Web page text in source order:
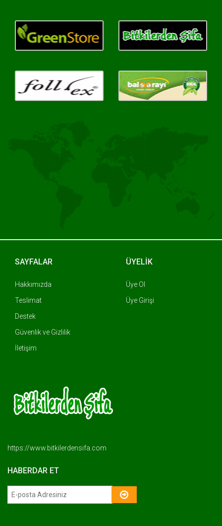
SAYFALAR
Hakkımızda
Teslimat
Destek
Güvenlik ve Gizlilik
İletişim
ÜYELİK
Üye Ol
Üye Girişi
..
https://www.bitkilerdensifa.com
HABERDAR ET